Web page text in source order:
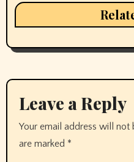
Leave a Reply
Your email address will not
are marked *